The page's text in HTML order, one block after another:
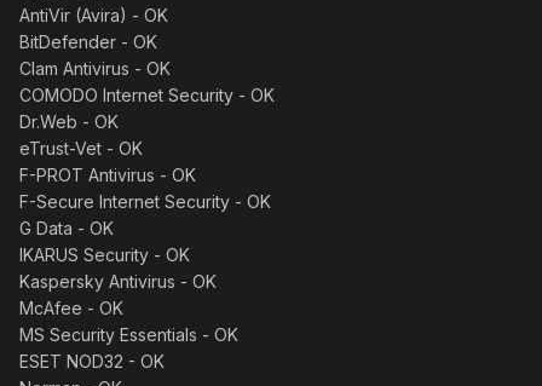
AntiVir (Avira) - OK
BitDefender - OK
Clam Antivirus - OK
COMODO Internet Security - OK
Dr.Web - OK
eTrust-Vet - OK
F-PROT Antivirus - OK
F-Secure Internet Security - OK
G Data - OK
IKARUS Security - OK
Kaspersky Antivirus - OK
McAfee - OK
MS Security Essentials - OK
ESET NOD32 - OK